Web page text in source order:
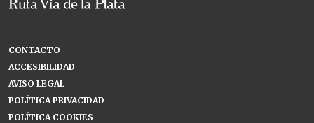
CONTACTO
ACCESIBILIDAD
AVISO LEGAL
POLÍTICA PRIVACIDAD
POLÍTICA COOKIES